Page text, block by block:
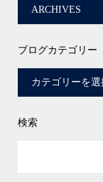
ブログカテゴリー
検索